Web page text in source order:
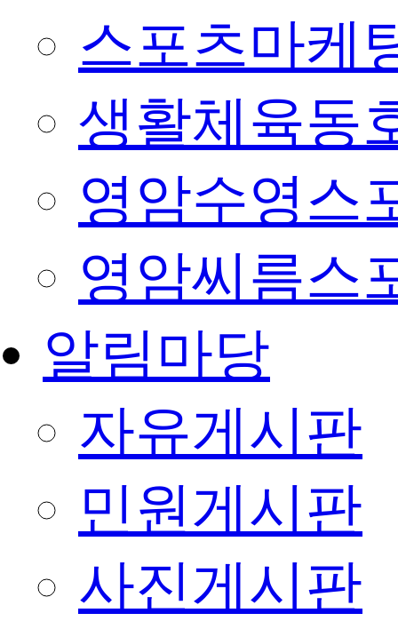
스포츠마케
생활체육동
영암수영스
영암씨름스
알림마당
자유게시판
민원게시판
사진게시판